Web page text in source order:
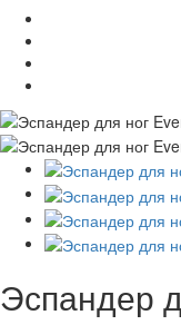
Эспандер